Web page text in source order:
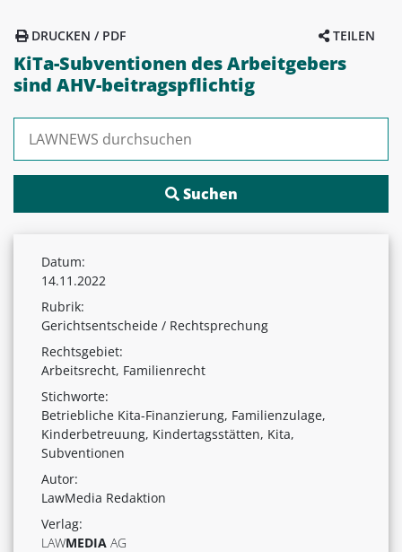
TEILEN
DRUCKEN / PDF
KiTa-Subventionen des Arbeitgebers
sind AHV-beitragspflichtig
Datum:
14.11.2022
Rubrik:
Gerichtsentscheide / Rechtsprechung
Rechtsgebiet:
Arbeitsrecht, Familienrecht
Stichworte:
Betriebliche Kita-Finanzierung, Familienzulage,
Kinderbetreuung, Kindertagsstätten, Kita,
Subventionen
Autor:
LawMedia Redaktion
Verlag:
LAWMEDIA AG